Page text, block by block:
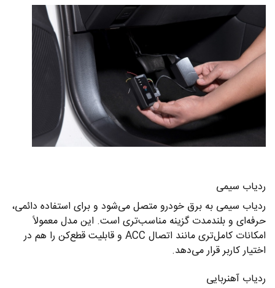
ردیاب سیمی
ردیاب سیمی به برق خودرو متصل می‌شود و برای استفاده دائمی،
حرفه‌ای و بلندمدت گزینه مناسب‌تری است. این مدل معمولاً
امکانات کامل‌تری مانند اتصال ACC و قابلیت قطع‌کن را هم در
اختیار کاربر قرار می‌دهد.
ردیاب آهنربایی